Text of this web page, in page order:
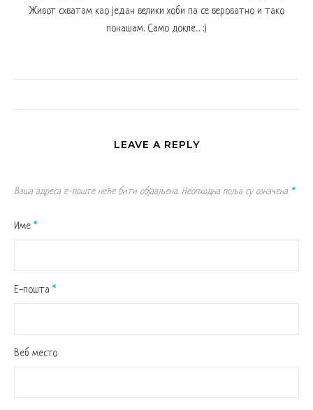
Живот схватам као један велики хоби па се вероватно и тако
понашам. Само докле... :)
LEAVE A REPLY
Ваша адреса е-поште неће бити објављена. Неопходна поља су означена *
Име *
Е-пошта *
Веб место